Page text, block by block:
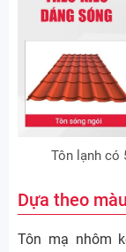
Tôn lạnh có
Dựa theo
Tôn mạ nhôm